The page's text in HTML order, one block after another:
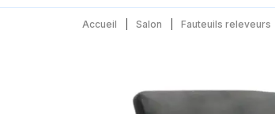
Accueil Salon Fauteuils releveurs